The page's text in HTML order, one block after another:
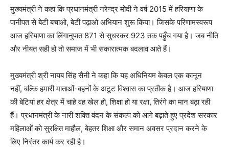
मुख्यमंत्री ने कहा कि प्रधानमंत्री नरेन्द्र मोदी ने वर्ष 2015 में हरियाणा के
पानीपत से बेटी बचाओ, बेटी पढ़ाओ अभियान शुरू किया। जिसके परिणामस्वरूप
आज हरियाणा का लिंगानुपात 871 से सुधरकर 923 तक पहुँच गया है। जब नीति
और नीयत सही हो तो समाज में भी सकारात्मक बदलाव आते हैं।
मुख्यमंत्री श्री नायब सिंह सैनी ने कहा कि यह अधिनियम केवल एक कानून
नहीं, बल्कि हमारी माताओं-बहनों के अटूट विश्वास का प्रतीक है। आज हरियाणा
की बेटियां हर क्षेत्र में चाहे वह खेल हो, शिक्षा हो या रक्षा, तिरंगे का मान बढ़ा रही
हैं। प्रधानमंत्री के नारी शक्ति वंदन के संकल्प को आगे बढ़ाते हुए प्रदेश सरकार
महिलाओं को सुरक्षित माहौल, बेहतर शिक्षा और समान अवसर प्रदान करने के
लिए निरंतर कार्य कर रही है।